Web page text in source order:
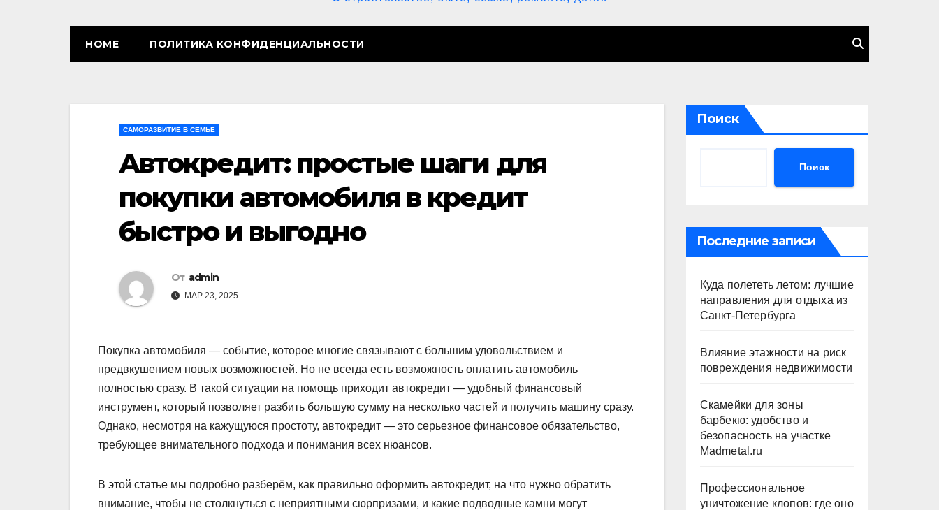
HOME ПОЛИТИКА КОНФИДЕНЦИАЛЬНОСТИ
САМОРАЗВИТИЕ В СЕМЬЕ
Автокредит: простые шаги для
покупки автомобиля в кредит
быстро и выгодно
От admin
МАР 23, 2025
Покупка автомобиля — событие, которое многие связывают с большим удовольствием и
предвкушением новых возможностей. Но не всегда есть возможность оплатить автомобиль
полностью сразу. В такой ситуации на помощь приходит автокредит — удобный финансовый
инструмент, который позволяет разбить большую сумму на несколько частей и получить машину сразу.
Однако, несмотря на кажущуюся простоту, автокредит — это серьезное финансовое обязательство,
требующее внимательного подхода и понимания всех нюансов.
В этой статье мы подробно разберём, как правильно оформить автокредит, на что нужно обратить
внимание, чтобы не столкнуться с неприятными сюрпризами, и какие подводные камни могут
Поиск
Поиск
Последние записи
Куда полететь летом: лучшие
направления для отдыха из
Санкт-Петербурга
Влияние этажности на риск
повреждения недвижимости
Скамейки для зоны
барбекю: удобство и
безопасность на участке
Madmetal.ru
Профессиональное
уничтожение клопов: где оно